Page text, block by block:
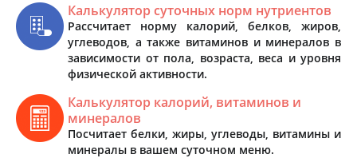
Калькулятор суточных норм нутриентов
Рассчитает норму калорий, белков, жиров,
углеводов, а также витаминов и минералов в
зависимости от пола, возраста, веса и уровня
физической активности.
Калькулятор калорий, витаминов и
минералов
Посчитает белки, жиры, углеводы, витамины и
минералы в вашем суточном меню.